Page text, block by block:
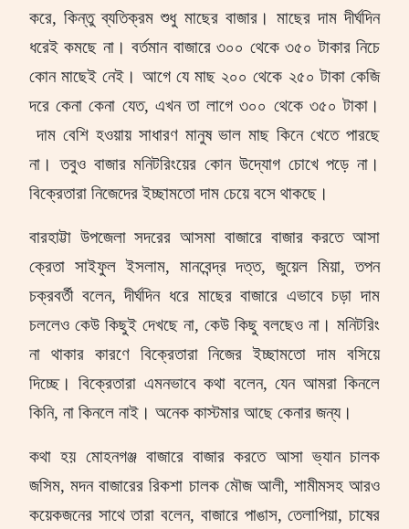
করে,কিন্তু ব্যতিক্রম শুধু মাছের বাজার। মাছের দাম দীর্ঘদিন
ধরেই কমছে না। বর্তমান বাজারে ৩০০ থেকে ৩৫০ টাকার নিচে
কোন মাছেই নেই। আগে যে মাছ ২০০ থেকে ২৫০ টাকা কেজি
দরে কেনা কেনা যেত, এখন তা লাগে ৩০০ থেকে ৩৫০ টাকা।
দাম বেশি হওয়ায় সাধারণ মানুষ ভাল মাছ কিনে খেতে পারছে
না।
তবুও বাজার মনিটরিংয়ের কোন উদ্যোগ চোখে পড়ে না।
বিক্রেতারা নিজেদের ইচ্ছামতো দাম চেয়ে বসে থাকছে।
বারহাট্টা উপজেলা সদরের আসমা বাজারে বাজার করতে আসা
ক্রেতা সাইফুল ইসলাম, মানবেন্দ্র দত্ত,জুয়েল মিয়া,তপন
চক্রবর্তী বলেন,দীর্ঘদিন ধরে মাছের বাজারে এভাবে চড়া দাম
চললেও কেউ কিছুই দেখছে না, কেউ কিছু বলছেও না। মনিটরিং
না থাকার কারণে বিক্রেতারা নিজের ইচ্ছামতো দাম বসিয়ে
দিচ্ছে। বিক্রেতারা এমনভাবে কথা বলেন,যেন আমরা কিনলে
কিনি, না কিনলে নাই। অনেক কাস্টমার আছে কেনার জন্য।
কথা হয় মোহনগঞ্জ বাজারে বাজার করতে আসা ভ্যান চালক
জসিম,মদন বাজারের রিকশা চালক মৌজ আলী, শামীমসহ আরও
কয়েকজনের সাথে তারা বলেন, বাজারে পাঙাস,তেলাপিয়া,চাষের